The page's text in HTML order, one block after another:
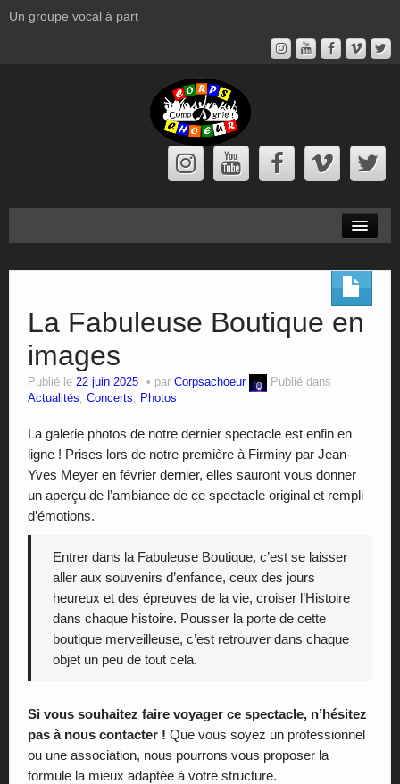
Un groupe vocal à part
Actualités
Spectacles
Affiches
Vidéos
Contact
La Fabuleuse Boutique en
images
Publié le 22 juin 2025 par Corpsachoeur
Publié dans
Actualités, Concerts, Photos
La galerie photos de notre dernier spectacle est enfin en
ligne ! Prises lors de notre première à Firminy par Jean-
Yves Meyer en février dernier, elles sauront vous donner
un aperçu de l’ambiance de ce spectacle original et rempli
d’émotions.
Entrer dans la Fabuleuse Boutique, c’est se laisser
aller aux souvenirs d’enfance, ceux des jours
heureux et des épreuves de la vie, croiser l’Histoire
dans chaque histoire. Pousser la porte de cette
boutique merveilleuse, c’est retrouver dans chaque
objet un peu de tout cela.
Si vous souhaitez faire voyager ce spectacle, n’hésitez
pas à nous contacter ! Que vous soyez un professionnel
ou une association, nous pourrons vous proposer la
formule la mieux adaptée à votre structure.